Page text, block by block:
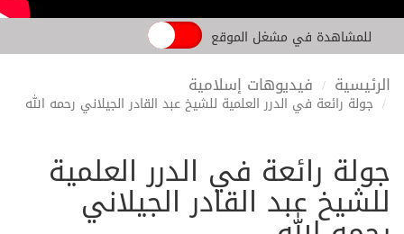
للمشاهدة في مشغل الموقع
الرئيسية فيديوهات إسلامية
جولة رائعة في الدرر العلمية للشيخ عبد القادر الجيلاني رحمه الله
جولة رائعة في الدرر العلمية
للشيخ عبد القادر الجيلاني